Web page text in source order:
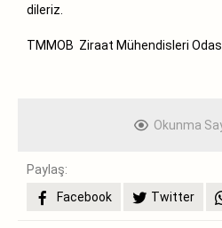
dileriz.
TMMOB Ziraat Mühendisleri
Okunma
Paylaş:
Facebook
Twitter